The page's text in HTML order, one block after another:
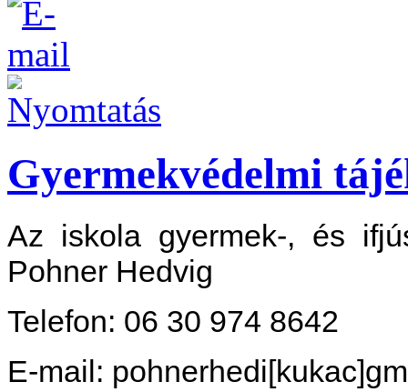
Gyermekvédelmi
Az iskola gyermek-, és
Pohner Hedvig
Telefon: 06 30 974 8642
E-mail: